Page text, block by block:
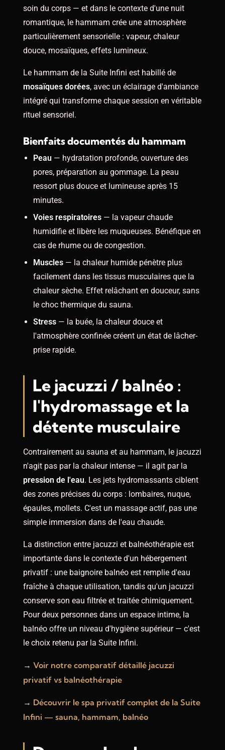
soin du corps — et dans le contexte d'une nuit
romantique, le hammam crée une atmosphère
particulièrement sensorielle : vapeur, chaleur
douce, mosaïques, effets lumineux.
Le hammam de la Suite Infini est habillé de
mosaïques dorées, avec un éclairage d'ambiance
intégré qui transforme chaque session en véritable
rituel sensoriel.
Bienfaits documentés du hammam
Peau — hydratation profonde, ouverture des
pores, préparation au gommage. La peau
ressort plus douce et lumineuse après 15
minutes.
Voies respiratoires — la vapeur chaude
humidifie et libère les muqueuses. Bénéfique en
cas de rhume ou de congestion.
Muscles — la chaleur humide pénètre plus
facilement dans les tissus musculaires que la
chaleur sèche. Effet relâchant en douceur, sans
le choc thermique du sauna.
Stress — la buée, la chaleur douce et
l'atmosphère confinée créent un état de lâcher-
prise rapide.
Le jacuzzi / balnéo :
l'hydromassage et la
détente musculaire
Contrairement au sauna et au hammam, le jacuzzi
n'agit pas par la chaleur intense — il agit par la
pression de l'eau. Les jets hydromassants ciblent
des zones précises du corps : lombaires, nuque,
épaules, mollets. C'est un massage actif, pas une
simple immersion dans de l'eau chaude.
La distinction entre jacuzzi et balnéothérapie est
importante dans le contexte d'un hébergement
privatif : une baignoire balnéo est remplie d'eau
fraîche à chaque utilisation, tandis qu'un jacuzzi
conserve son eau filtrée et traitée chimiquement.
Pour deux personnes dans un espace intime, la
balnéo offre un niveau d'hygiène supérieur — c'est
le choix retenu par la Suite Infini.
→ Voir notre comparatif détaillé jacuzzi
privatif vs balnéothérapie
→ Découvrir le spa privatif complet de la Suite
Infini — sauna, hammam, balnéo